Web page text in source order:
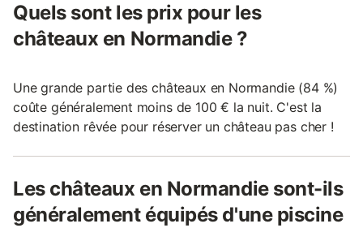
Quels sont les prix pour les
châteaux en Normandie ?
Une grande partie des châteaux en Normandie (84 %)
coûte généralement moins de 100 € la nuit. C'est la
destination rêvée pour réserver un château pas cher !
Les châteaux en Normandie sont-ils
généralement équipés d'une piscine